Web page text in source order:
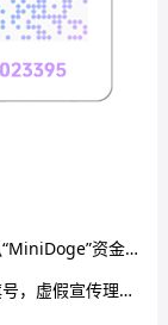
资金盘陷阱
，针对老年群体实施诈骗…